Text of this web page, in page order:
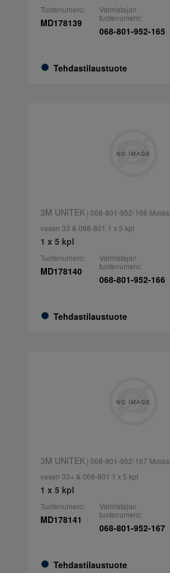
Tuotenumero:
MD178139
Tehdastilaustuote
Valmistajan
tuotenumero:
068-801-952-165
3M UNITEK| 068-801-952-166
vasen 33 & 068-801 1 x 5 kpl
1 x 5 kpl
Tuotenumero:
MD178140
Tehdastilaustuote
Valmistajan
tuotenumero:
068-801-952-166
3M UNITEK| 068-801-952-167
vasen 33+ & 068-801 1 x 5 kpl
1 x 5 kpl
Tuotenumero:
MD178141
Tehdastilaustuote
Valmistajan
tuotenumero:
068-801-952-167